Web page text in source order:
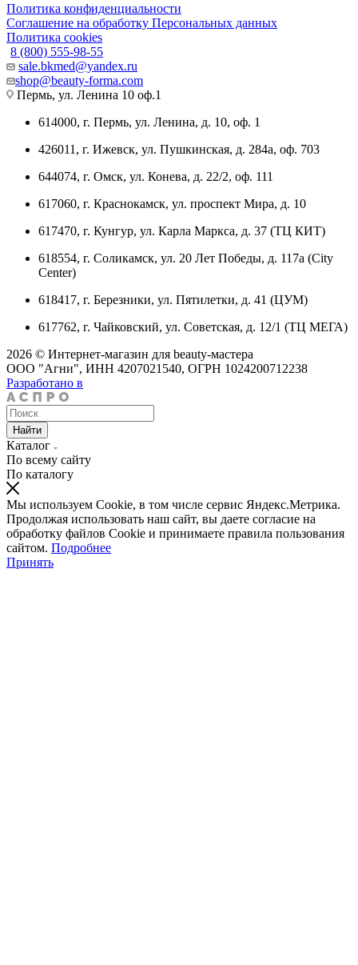
Политика конфиденциальности
Соглашение на обработку Персональных данных
Политика cookies
8 (800) 555-98-55
sale.bkmed@yandex.ru
shop@beauty-forma.com
Пермь, ул. Ленина 10 оф.1
614000, г. Пермь, ул. Ленина, д. 10, оф. 1
426011, г. Ижевск, ул. Пушкинская, д. 284а, оф. 703
644074, г. Омск, ул. Конева, д. 22/2, оф. 111
617060, г. Краснокамск, ул. проспект Мира, д. 10
617470, г. Кунгур, ул. Карла Маркса, д. 37 (ТЦ КИТ)
618554, г. Соликамск, ул. 20 Лет Победы, д. 117а (City
Center)
618417, г. Березники, ул. Пятилетки, д. 41 (ЦУМ)
617762, г. Чайковский, ул. Советская, д. 12/1 (ТЦ МЕГА)
2026 © Интернет-магазин для beauty-мастера
ООО "Агни", ИНН 4207021540, ОГРН 1024200712238
Разработано в
Найти
Каталог
По всему сайту
По каталогу
Мы используем Cookie, в том числе сервис Яндекс.Метрика.
Продолжая использовать наш сайт, вы даете согласие на
обработку файлов Cookie и принимаете правила пользования
сайтом. Подробнее
Принять